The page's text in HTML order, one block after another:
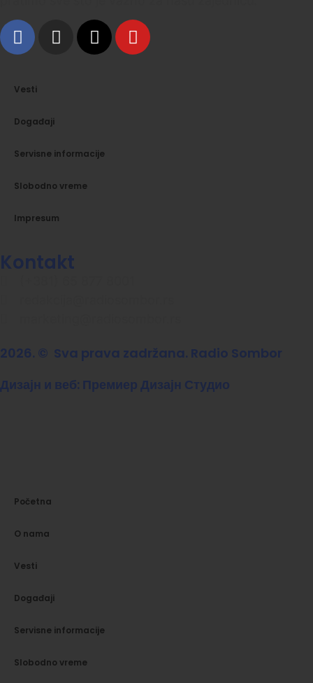
Vesti
Događaji
Servisne informacije
Slobodno vreme
Impresum
Kontakt
2026. © Sva prava zadržana. Radio Sombor
Дизајн и веб: Премиер Дизајн Студио
Početna
O nama
Vesti
Događaji
Servisne informacije
Slobodno vreme